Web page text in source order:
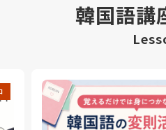
韓国語講